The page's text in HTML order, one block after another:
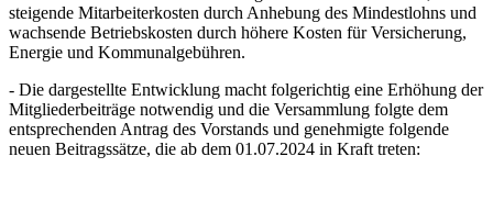
steigende Mitarbeiterkosten durch Anhebung des Mindestlohns und
wachsende Betriebskosten durch höhere Kosten für Versicherung,
Energie und Kommunalgebühren.
- Die dargestellte Entwicklung macht folgerichtig eine Erhöhung der
Mitgliederbeiträge notwendig und die Versammlung folgte dem
entsprechenden Antrag des Vorstands und genehmigte folgende
neuen Beitragssätze, die ab dem 01.07.2024 in Kraft treten: